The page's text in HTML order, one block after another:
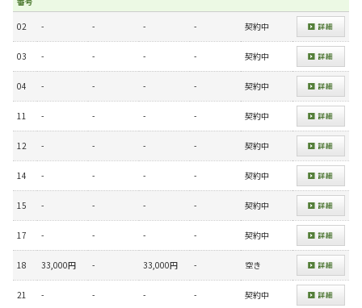
02 - - - - 契約中
03 - - - - 契約中
04 - - - - 契約中
11 - - - - 契約中
12 - - - - 契約中
14 - - - - 契約中
15 - - - - 契約中
17 - - - - 契約中
18 33,000円 - 33,000円 - 空き
21 - - - - 契約中